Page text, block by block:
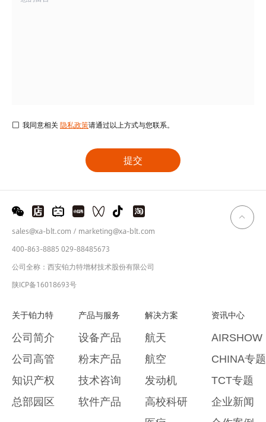
我同意相关隐私政策请通过以上方式与您联系。
sales@xa-blt.com / marketing@xa-blt.com
400-863-8885 029-88485673
公司全称：西安铂力特增材技术股份有限公司
陕ICP备16018693号
关于铂力特
公司简介
公司高管
知识产权
总部园区
产品与服务
设备产品
粉末产品
技术咨询
软件产品
解决方案
航天
航空
发动机
高校科研
资讯中心
AIRSHOW
CHINA专题
TCT专题
企业新闻